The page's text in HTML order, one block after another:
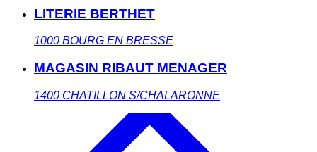
LITERIE BERTHET
1000 BOURG EN BRESSE
MAGASIN RIBAUT MENAGER
1400 CHATILLON S/CHALARONNE